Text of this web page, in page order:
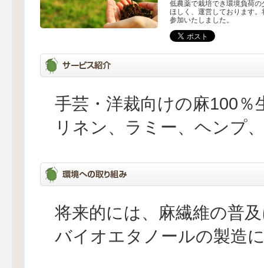
低農薬で栽培でき環境負荷
ほしく、運営しております
参加いたしました。
手芸・洋裁向けの麻100％
リネン、ラミー、ヘンプ
将来的には、麻繊維の普
バイオエタノールの製造